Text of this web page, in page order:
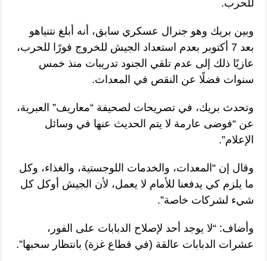
للحرب.
وبين بريك وهو جنرال عسكري سابق، أنه أبلغ نتنياهو
بعد 7 أكتوبر بعدم استعداد الجيش للخروج فورًا للحرب،
عازيًا ذلك إلى عدم تلقي الجنود تدريبات منذ خمس
سنوات فضلًا عن النقص في المعدات.
وتحدث بريك، في تصريحات لصحيفة “معاريف” العبرية،
عن “فوضى عارمة لا يتم الحديث عنها في وسائل
الإعلام”.
وقال إن “المعدات، والخدمات اللوجستية، والغذاء، وكل
ما يلزم كي يدفعنا للأمام لا يعمل، لأن الجيش أوكل كل
شيء لشركات خاصة”.
وأضاف: “لا يوجد أحد لإصلاح الدبابات على الفور،
عشرات الدبابات عالقة (في قطاع غزة) بانتظار سحبها”.